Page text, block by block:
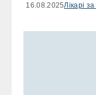
16.08.2025Лікарі